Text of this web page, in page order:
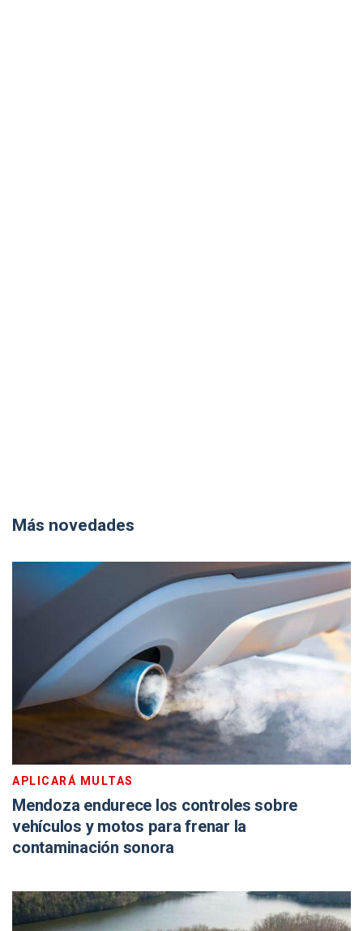
Más novedades
APLICARÁ MULTAS
Mendoza endurece los controles sobre
vehículos y motos para frenar la
contaminación sonora